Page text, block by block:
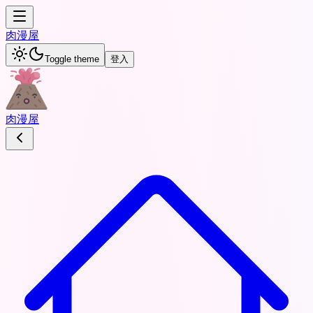
肉漫屋
Toggle theme 登入
肉漫屋